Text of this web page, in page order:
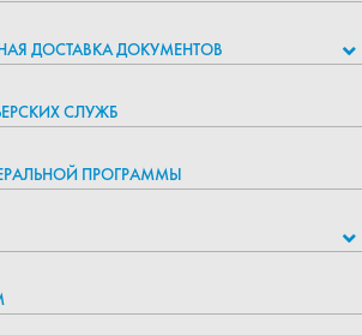
ДОСТАВКА ДОКУМЕНТОВ
СЛУЖБ
ПРОГРАММЫ